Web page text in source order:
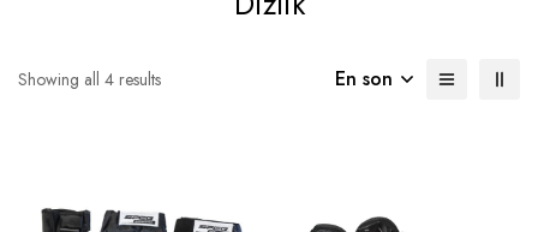
Showing all 4 results En son